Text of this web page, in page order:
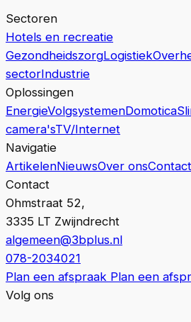
Sectoren
Hotels en recreatie
GezondheidszorgLogistiek
sectorIndustrie
Oplossingen
EnergieVolgsystemenDomotica
camera'sTV/Internet
Navigatie
ArtikelenNieuwsOver onsContact
Contact
Ohmstraat 52,
3335 LT Zwijndrecht
algemeen@3bplus.nl
078-2034021
Plan een afspraak Plan een
Volg ons